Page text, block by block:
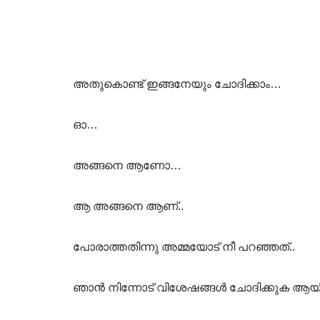
അതുകൊണ്ട് ഇങ്ങനേയും ചോദിക്കാം…
ഓ…
അങ്ങനെ ആണോ…
ആ അങ്ങനെ ആണ്..
പോരാത്തതിന്നു അമ്മയോട് നീ പറഞ്ഞത്..
ഞാൻ നിന്നോട് വിശേഷങ്ങൾ ചോദിക്കുക